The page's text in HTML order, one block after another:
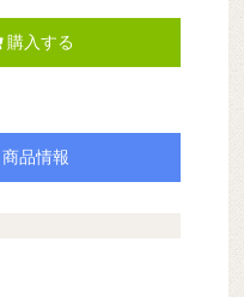
購入する
商品情報